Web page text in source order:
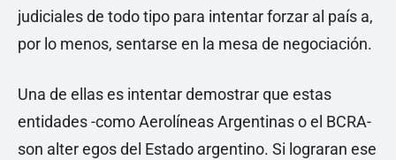
judiciales de todo tipo para intentar forzar al país a,
por lo menos, sentarse en la mesa de negociación.
Una de ellas es intentar demostrar que estas
entidades -como Aerolíneas Argentinas o el BCRA-
son alter egos del Estado argentino. Si lograran ese